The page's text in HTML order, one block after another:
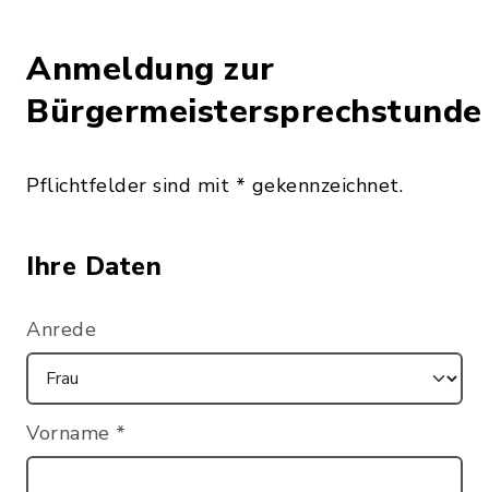
Anmeldung zur
Bürgermeistersprechstunde
Pflichtfelder sind mit * gekennzeichnet.
Ihre Daten
Anrede
Vorname *